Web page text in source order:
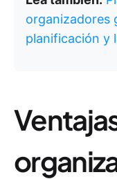
organizadores
planificación y